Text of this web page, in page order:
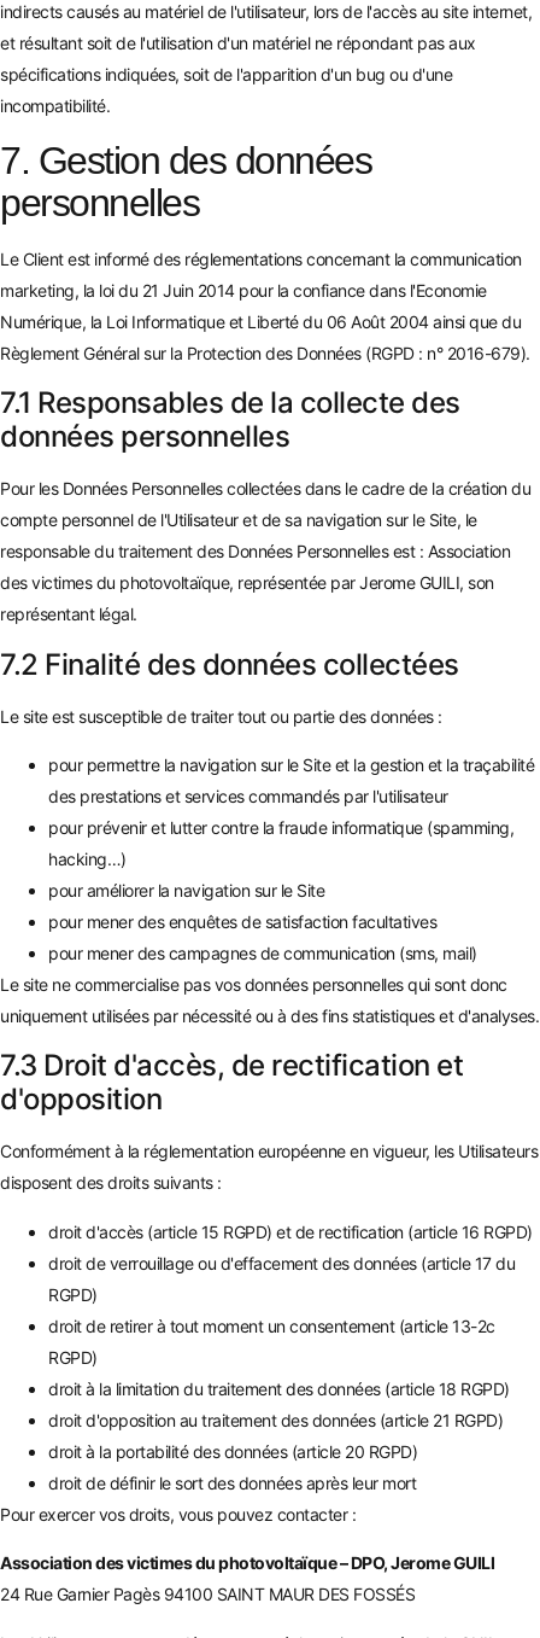
indirects causés au matériel de l'utilisateur, lors de l'accès au site internet,
et résultant soit de l'utilisation d'un matériel ne répondant pas aux
spécifications indiquées, soit de l'apparition d'un bug ou d'une
incompatibilité.
7. Gestion des données
personnelles
Le Client est informé des réglementations concernant la communication
marketing, la loi du 21 Juin 2014 pour la confiance dans l'Economie
Numérique, la Loi Informatique et Liberté du 06 Août 2004 ainsi que du
Règlement Général sur la Protection des Données (RGPD : n° 2016-679).
7.1 Responsables de la collecte des
données personnelles
Pour les Données Personnelles collectées dans le cadre de la création du
compte personnel de l'Utilisateur et de sa navigation sur le Site, le
responsable du traitement des Données Personnelles est : Association
des victimes du photovoltaïque, représentée par Jerome GUILI, son
représentant légal.
7.2 Finalité des données collectées
Le site est susceptible de traiter tout ou partie des données :
pour permettre la navigation sur le Site et la gestion et la traçabilité
des prestations et services commandés par l'utilisateur
pour prévenir et lutter contre la fraude informatique (spamming,
hacking…)
pour améliorer la navigation sur le Site
pour mener des enquêtes de satisfaction facultatives
pour mener des campagnes de communication (sms, mail)
Le site ne commercialise pas vos données personnelles qui sont donc
uniquement utilisées par nécessité ou à des fins statistiques et d'analyses.
7.3 Droit d'accès, de rectification et
d'opposition
Conformément à la réglementation européenne en vigueur, les Utilisateurs
disposent des droits suivants :
droit d'accès (article 15 RGPD) et de rectification (article 16 RGPD)
droit de verrouillage ou d'effacement des données (article 17 du
RGPD)
droit de retirer à tout moment un consentement (article 13-2c
RGPD)
droit à la limitation du traitement des données (article 18 RGPD)
droit d'opposition au traitement des données (article 21 RGPD)
droit à la portabilité des données (article 20 RGPD)
droit de définir le sort des données après leur mort
Pour exercer vos droits, vous pouvez contacter :
Association des victimes du photovoltaïque – DPO, Jerome GUILI
24 Rue Garnier Pagès 94100 SAINT MAUR DES FOSSÉS